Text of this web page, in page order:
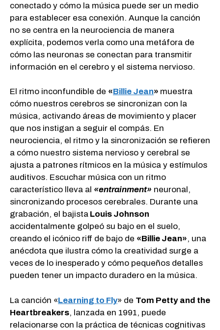
conectado y cómo la música puede ser un medio
para establecer esa conexión. Aunque la canción
no se centra en la neurociencia de manera
explícita, podemos verla como una metáfora de
cómo las neuronas se conectan para transmitir
información en el cerebro y el sistema nervioso.
El ritmo inconfundible de «Billie Jean» muestra
cómo nuestros cerebros se sincronizan con la
música, activando áreas de movimiento y placer
que nos instigan a seguir el compás. En
neurociencia, el ritmo y la sincronización se refieren
a cómo nuestro sistema nervioso y cerebral se
ajusta a patrones rítmicos en la música y estímulos
auditivos. Escuchar música con un ritmo
característico lleva al «entrainment» neuronal,
sincronizando procesos cerebrales. Durante una
grabación, el bajista Louis Johnson
accidentalmente golpeó su bajo en el suelo,
creando el icónico riff de bajo de «Billie Jean», una
anécdota que ilustra cómo la creatividad surge a
veces de lo inesperado y cómo pequeños detalles
pueden tener un impacto duradero en la música.
La canción «Learning to Fly» de Tom Petty and the
Heartbreakers, lanzada en 1991, puede
relacionarse con la práctica de técnicas cognitivas